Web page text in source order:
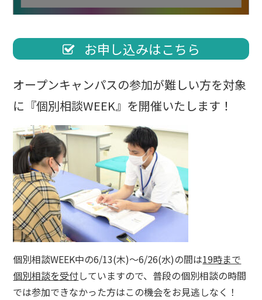
お申し込みはこちら
オープンキャンパスの参加が難しい方を対象
に『個別相談WEEK』を開催いたします！
個別相談WEEK中の6/13(木)～6/26(水)の間は19時まで
個別相談を受付していますので、普段の個別相談の時間
では参加できなかった方はこの機会をお見逃しなく！